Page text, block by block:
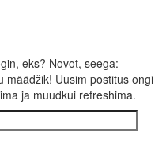
eks? Novot, seega:
määdžik! Uusim postitus ongi
ja muudkui refreshima.